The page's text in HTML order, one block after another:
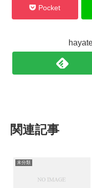
Pocket
関連記事
未分類